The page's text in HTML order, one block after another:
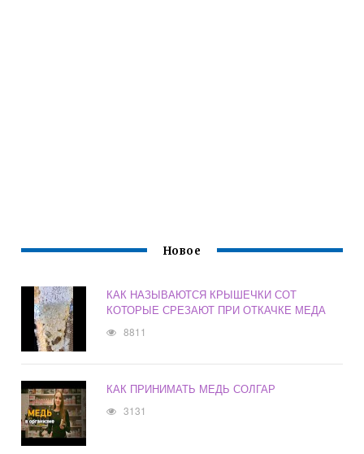
Новое
КАК НАЗЫВАЮТСЯ КРЫШЕЧКИ СОТ
КОТОРЫЕ СРЕЗАЮТ ПРИ ОТКАЧКЕ МЕДА
8811
КАК ПРИНИМАТЬ МЕДЬ СОЛГАР
3131